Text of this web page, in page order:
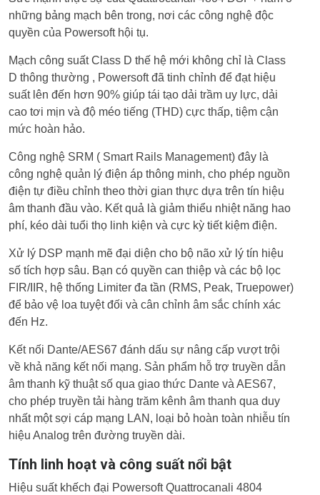
những bảng mạch bên trong, nơi các công nghệ độc
quyền của Powersoft hội tụ.
Mạch công suất Class D thế hệ mới không chỉ là Class
D thông thường , Powersoft đã tinh chỉnh để đạt hiệu
suất lên đến hơn 90% giúp tái tạo dải trầm uy lực, dải
cao tơi mịn và độ méo tiếng (THD) cực thấp, tiệm cận
mức hoàn hảo.
Công nghệ SRM ( Smart Rails Management) đây là
công nghệ quản lý điện áp thông minh, cho phép nguồn
điện tự điều chỉnh theo thời gian thực dựa trên tín hiệu
âm thanh đầu vào. Kết quả là giảm thiểu nhiệt năng hao
phí, kéo dài tuổi thọ linh kiện và cực kỳ tiết kiệm điện.
Xử lý DSP mạnh mẽ đại diện cho bộ não xử lý tín hiệu
số tích hợp sâu. Bạn có quyền can thiệp và các bộ lọc
FIR/IIR, hệ thống Limiter đa tần (RMS, Peak, Truepower)
để bảo vệ loa tuyệt đối và cân chỉnh âm sắc chính xác
đến Hz.
Kết nối Dante/AES67 đánh dấu sự nâng cấp vượt trội
về khả năng kết nối mạng. Sản phẩm hỗ trợ truyền dẫn
âm thanh kỹ thuật số qua giao thức Dante và AES67,
cho phép truyền tải hàng trăm kênh âm thanh qua duy
nhất một sợi cáp mạng LAN, loại bỏ hoàn toàn nhiễu tín
hiệu Analog trên đường truyền dài.
Tính linh hoạt và công suất nổi bật
Hiệu suất khếch đại Powersoft Quattrocanali 4804